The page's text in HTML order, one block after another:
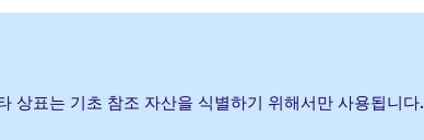
상표는 기초 참조 자산을 식별하기 위해서만 사용됩니다.